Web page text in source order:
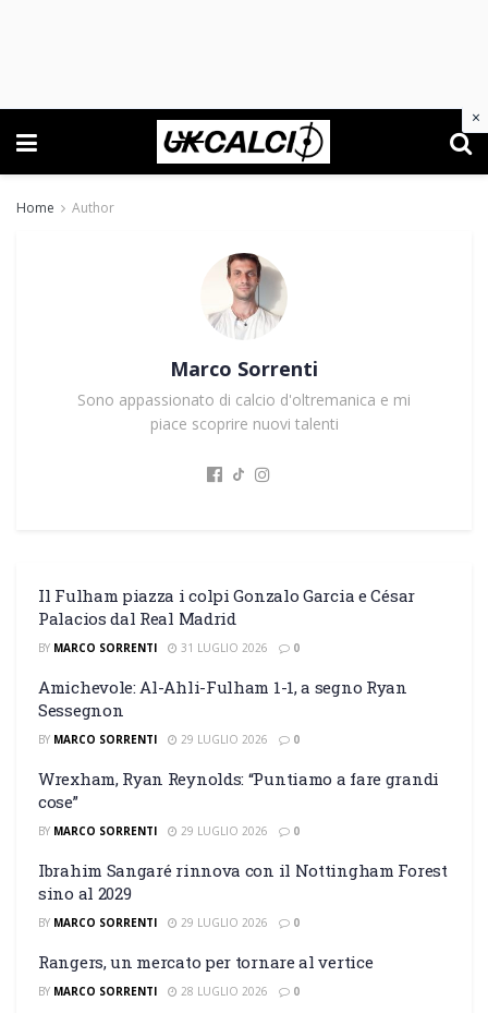
Home Author
Marco Sorrenti
Sono appassionato di calcio d'oltremanica e mi
piace scoprire nuovi talenti
Il Fulham piazza i colpi Gonzalo Garcia e César
Palacios dal Real Madrid
BY MARCO SORRENTI 31 LUGLIO 2026 0
Amichevole: Al-Ahli-Fulham 1-1, a segno Ryan
Sessegnon
BY MARCO SORRENTI 29 LUGLIO 2026 0
Wrexham, Ryan Reynolds: “Puntiamo a fare grandi
cose”
BY MARCO SORRENTI 29 LUGLIO 2026 0
Ibrahim Sangaré rinnova con il Nottingham Forest
sino al 2029
BY MARCO SORRENTI 29 LUGLIO 2026 0
Rangers, un mercato per tornare al vertice
BY MARCO SORRENTI 28 LUGLIO 2026 0
×